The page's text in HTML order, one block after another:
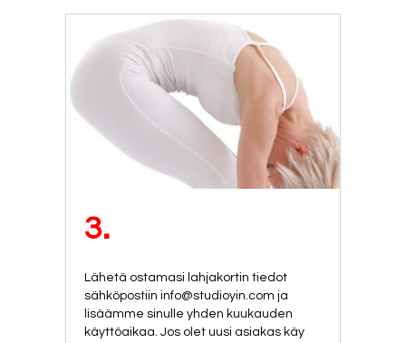
3.
Lähetä ostamasi lahjakortin tiedot
sähköpostiin info@studioyin.com ja
lisäämme sinulle yhden kuukauden
käyttöaikaa. Jos olet uusi asiakas käy